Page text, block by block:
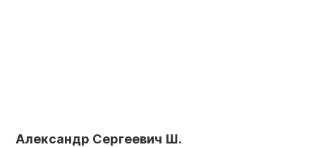
Александр Сергеевич Ш.